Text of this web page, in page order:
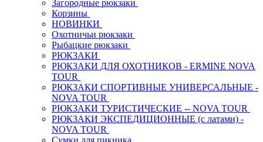
Загородные рюкзаки
Корзины
НОВИНКИ
Охотничьи рюкзаки
Рыбацкие рюкзаки
РЮКЗАКИ
РЮКЗАКИ ДЛЯ ОХОТНИКОВ - ERMINE NOVA
TOUR
РЮКЗАКИ СПОРТИВНЫЕ УНИВЕРСАЛЬНЫЕ -
NOVA TOUR
РЮКЗАКИ ТУРИСТИЧЕСКИЕ -- NOVA TOUR
РЮКЗАКИ ЭКСПЕДИЦИОННЫЕ (с латами) -
NOVA TOUR
Сумки для пикника